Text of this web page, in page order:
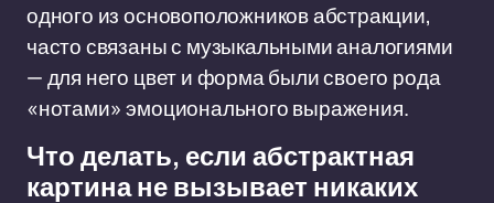
одного из основоположников абстракции,
часто связаны с музыкальными аналогиями
— для него цвет и форма были своего рода
«нотами» эмоционального выражения.
Что делать, если абстрактная
картина не вызывает никаких